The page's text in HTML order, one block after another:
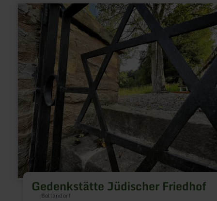
Gedenkstätte Jüdischer Friedhof
Bollendorf
learn
more
about:
Gedenkstätte
Jüdischer
Friedhof